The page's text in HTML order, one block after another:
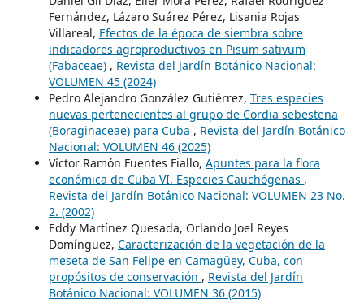
Fernández, Lázaro Suárez Pérez, Lisania Rojas
Villareal, Efectos de la época de siembra sobre
indicadores agroproductivos en Pisum sativum
(Fabaceae) , Revista del Jardín Botánico Nacional:
VOLUMEN 45 (2024)
Pedro Alejandro González Gutiérrez, Tres especies
nuevas pertenecientes al grupo de Cordia sebestena
(Boraginaceae) para Cuba , Revista del Jardín Botánico
Nacional: VOLUMEN 46 (2025)
Víctor Ramón Fuentes Fiallo, Apuntes para la flora
económica de Cuba VI. Especies Cauchógenas ,
Revista del Jardín Botánico Nacional: VOLUMEN 23 No.
2. (2002)
Eddy Martínez Quesada, Orlando Joel Reyes
Domínguez, Caracterización de la vegetación de la
meseta de San Felipe en Camagüey, Cuba, con
propósitos de conservación , Revista del Jardín
Botánico Nacional: VOLUMEN 36 (2015)